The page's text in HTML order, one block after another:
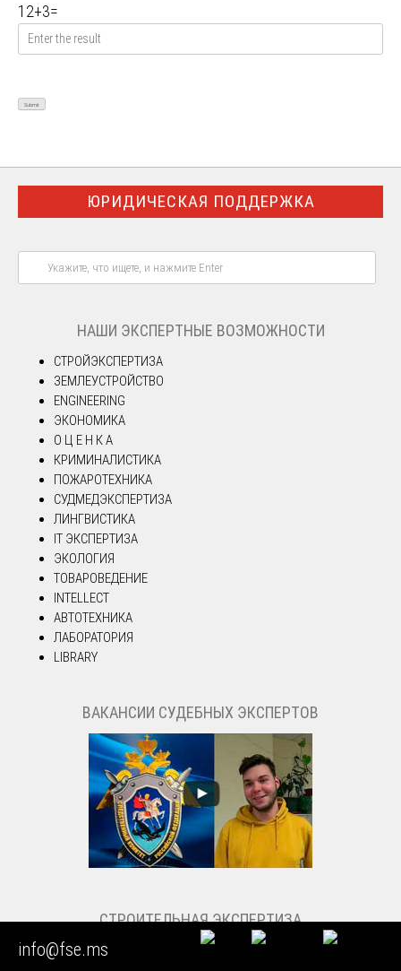
12+3=
ЮРИДИЧЕСКАЯ ПОДДЕРЖКА
НАШИ ЭКСПЕРТНЫЕ ВОЗМОЖНОСТИ
СТРОЙЭКСПЕРТИЗА
ЗЕМЛЕУСТРОЙСТВО
ENGINEERING
ЭКОНОМИКА
О Ц Е Н К А
КРИМИНАЛИСТИКА
ПОЖАРОТЕХНИКА
СУДМЕДЭКСПЕРТИЗА
ЛИНГВИСТИКА
IT ЭКСПЕРТИЗА
ЭКОЛОГИЯ
ТОВАРОВЕДЕНИЕ
INTELLECT
АВТОТЕХНИКА
ЛАБОРАТОРИЯ
LIBRARY
ВАКАНСИИ СУДЕБНЫХ ЭКСПЕРТОВ
СТРОИТЕЛЬНАЯ ЭКСПЕРТИЗА
info@fse.ms